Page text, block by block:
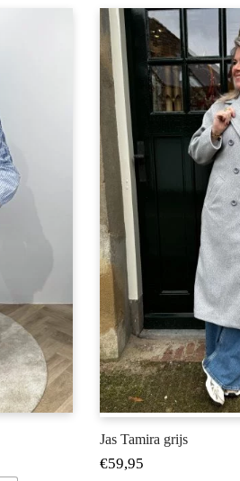
Jas Tamira grijs
€59,95